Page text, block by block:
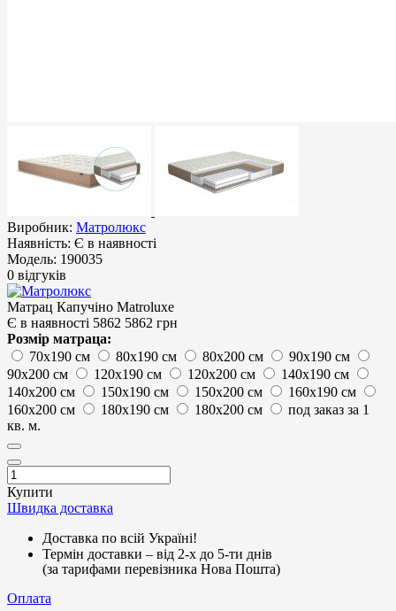
Виробник: Матролюкс
Наявність: Є в наявності
Модель: 190035
0 відгуків
Матрац Капучіно Matroluxe
Є в наявності 5862 5862 грн
Розмір матраца:
70х190 см
80х190 см 80х200 см
90х190 см
90х200 см
120х190 см 120х200 см
140х190 см
140х200 см
150х190 см 150х200 см
160х190 см
160х200 см
180х190 см 180х200 см
под заказ за 1
кв. м.
Купити
Швидка доставка
Доставка по всій Україні!
Термін доставки – від 2-х до 5-ти днів
(за тарифами перевізника Нова Пошта)
Оплата